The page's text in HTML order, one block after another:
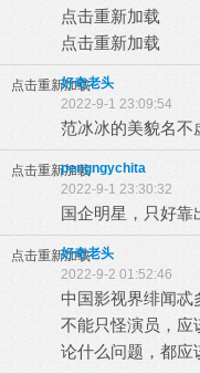
点击重新加载
点击重新加载
点击重新加载
好奇老头
2022-9-1 23:09:54
范冰冰的美貌名不
点击重新加载pengngychita
2022-9-1 23:30:32
国企明星，只好靠
点击重新加载
好奇老头
2022-9-2 01:52:46
中国影视界绯闻忒
不能只怪演员，应
论什么问题，都应